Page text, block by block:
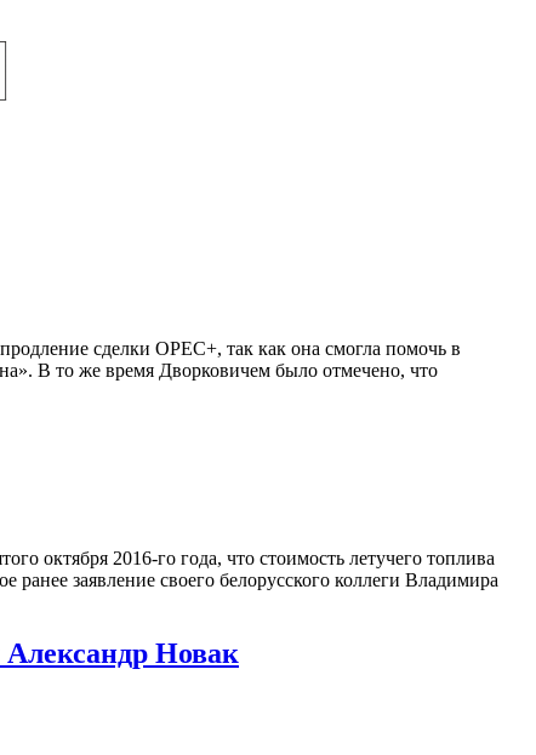
сделки OPEC+, так как она смогла помочь в
В то же время Дворковичем было отмечено, что
октября 2016-го года, что стоимость летучего топлива
заявление своего белорусского коллеги Владимира
Александр Новак